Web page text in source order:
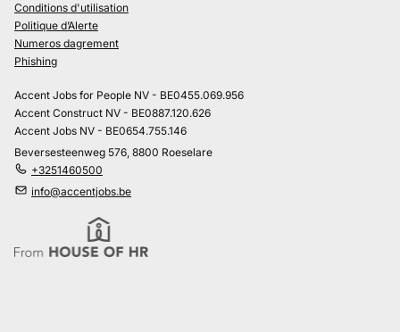
Conditions d'utilisation
Politique d’Alerte
Numeros dagrement
Phishing
Accent Jobs for People NV - BE0455.069.956
Accent Construct NV - BE0887.120.626
Accent Jobs NV - BE0654.755.146
Beversesteenweg 576, 8800 Roeselare
+3251460500
info@accentjobs.be